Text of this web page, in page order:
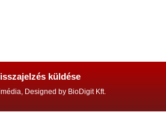
küldése
Designed by BioDigit Kft.